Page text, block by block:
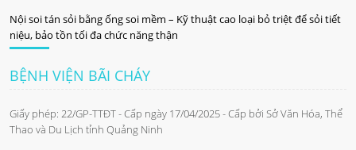
Nội soi tán sỏi bằng ống soi mềm – Kỹ thuật cao loại bỏ triệt để sỏi tiết
niệu, bảo tồn tối đa chức năng thận
BỆNH VIỆN BÃI CHÁY
Giấy phép: 22/GP-TTĐT - Cấp ngày 17/04/2025 - Cấp bởi Sở Văn Hóa, Thể
Thao và Du Lịch tỉnh Quảng Ninh